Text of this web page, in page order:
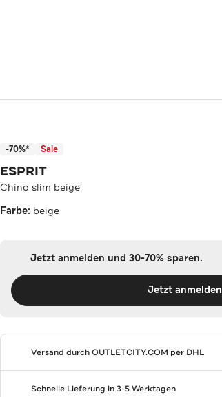
-70%* Sale
ESPRIT
Chino slim beige
Farbe: beige
Jetzt anmelden und 30-70% sparen.
Jetzt anmelden
Versand durchOUTLETCITY.COM per DHL
Schnelle Lieferung in 3-5 Werktagen